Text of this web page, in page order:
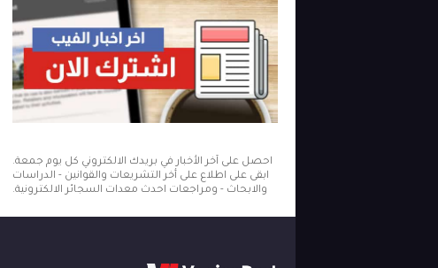
احصل على آخر الأخبار في بريدك الالكتروني كل يوم جمعة.
ابقى على اطلاع على أخر التشريعات والقوانين - الدراسات
والابحاث - ومراجعات احدث معدات السجائر الالكترونية.